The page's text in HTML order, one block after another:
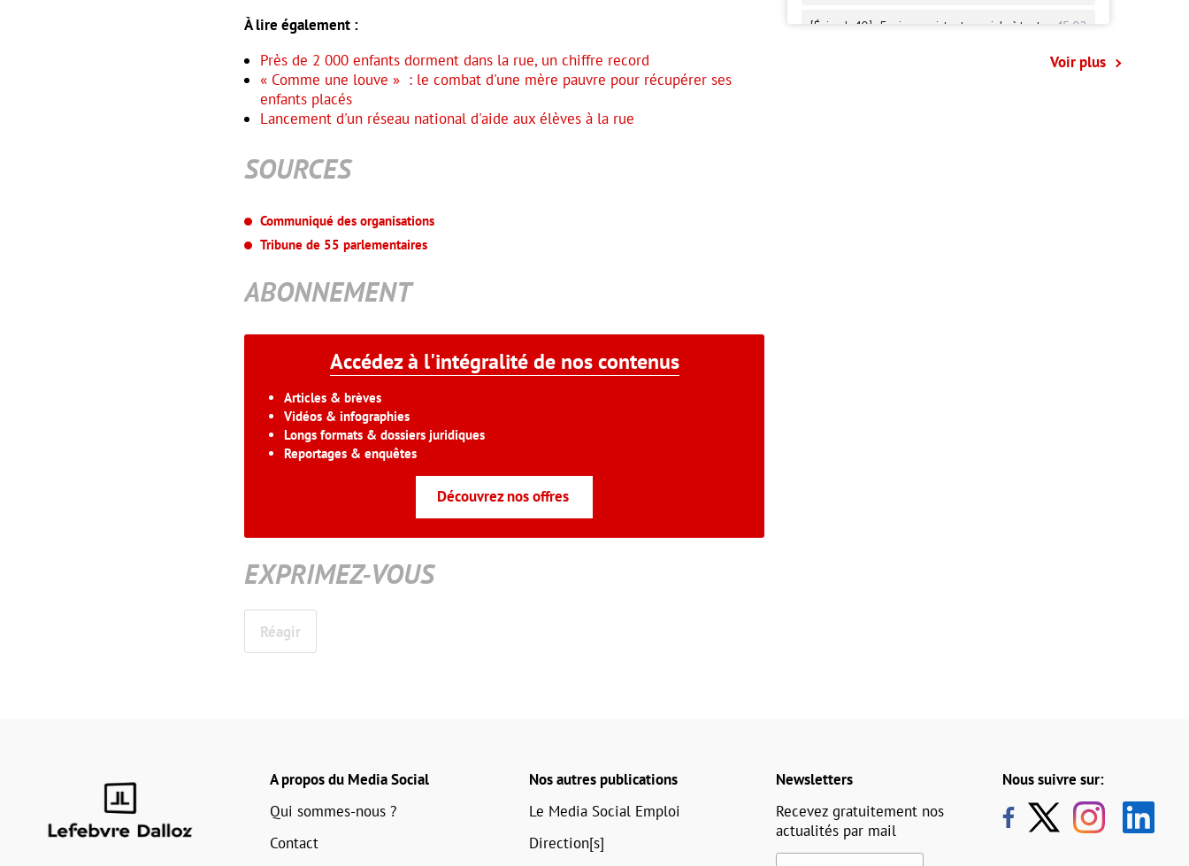
À lire également :
Près de 2 000 enfants dorment dans la rue, un chiffre record
« Comme une louve » : le combat d'une mère pauvre pour récupérer ses
enfants placés
Lancement d'un réseau national d'aide aux élèves à la rue
SOURCES
Communiqué des organisations
Tribune de 55 parlementaires
ABONNEMENT
Accédez à l'intégralité de nos contenus
Articles & brèves
Vidéos & infographies
Longs formats & dossiers juridiques
Reportages & enquêtes
Découvrez nos offres
EXPRIMEZ-VOUS
Réagir
Voir plus
A propos du Media Social
Qui sommes-nous ?
Contact
Nos autres publications
Le Media Social Emploi
Direction[s]
Newsletters
Recevez gratuitement nos
actualités par mail
Nous suivre sur: